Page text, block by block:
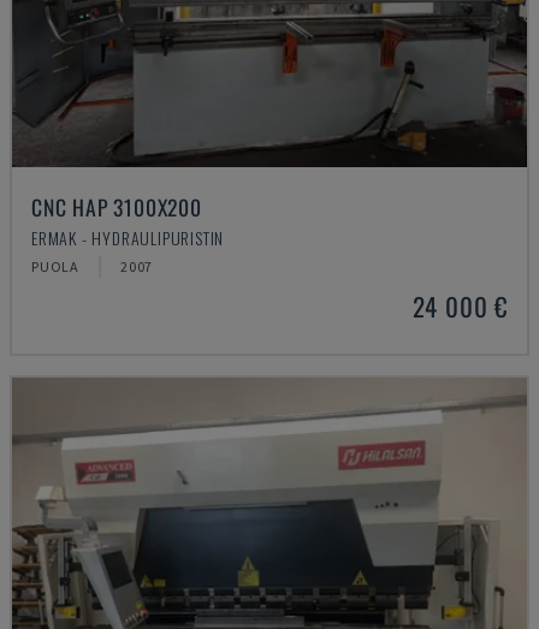
CNC HAP 3100X200
ERMAK - HYDRAULIPURISTIN
PUOLA 2007
24 000 €